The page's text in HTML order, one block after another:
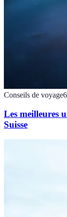
Conseils de voyage6
Les meilleures
Suisse